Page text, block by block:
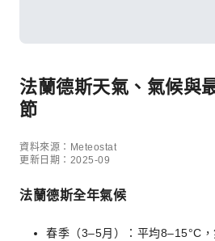
法蘭德斯天氣、氣候與
節
資料來源：Meteostat
更新日期：2025-09
法蘭德斯全年氣候
春季（3–5月）：平均8–15°C